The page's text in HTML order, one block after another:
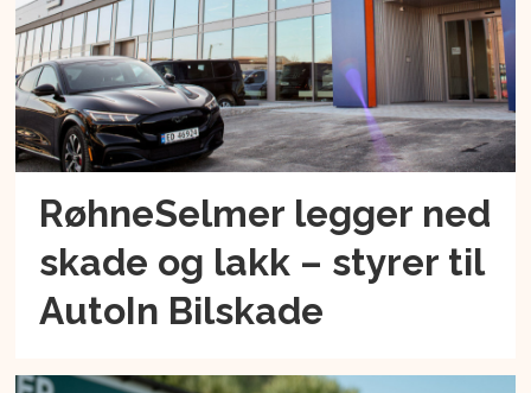
RøhneSelmer legger ned
skade og lakk – styrer til
AutoIn Bilskade